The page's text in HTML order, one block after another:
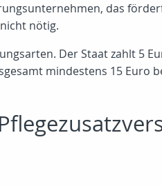
das
nötig.
Der Staat zahlt 5
mindestens 15 Euro